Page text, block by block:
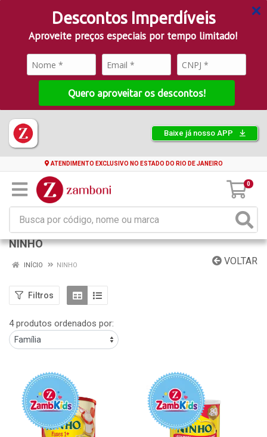
Descontos Imperdíveis
Aproveite preços especiais por tempo limitado!
Quero aproveitar os descontos!
Baixe já nosso APP
ATENDIMENTO EXCLUSIVO NO ESTADO DO RIO DE JANEIRO
0
NINHO
VOLTAR
INÍCIO NINHO
Filtros
4 produtos ordenados por: